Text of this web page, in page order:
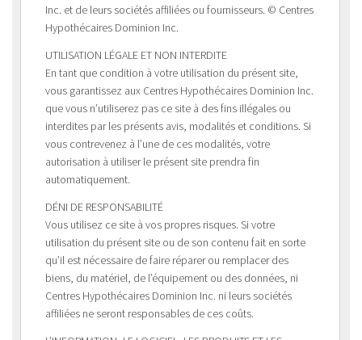
Inc. et de leurs sociétés affiliées ou fournisseurs. © Centres
Hypothécaires Dominion Inc.
UTILISATION LÉGALE ET NON INTERDITE
En tant que condition à votre utilisation du présent site,
vous garantissez aux Centres Hypothécaires Dominion Inc.
que vous n’utiliserez pas ce site à des fins illégales ou
interdites par les présents avis, modalités et conditions. Si
vous contrevenez à l’une de ces modalités, votre
autorisation à utiliser le présent site prendra fin
automatiquement.
DÉNI DE RESPONSABILITÉ
Vous utilisez ce site à vos propres risques. Si votre
utilisation du présent site ou de son contenu fait en sorte
qu’il est nécessaire de faire réparer ou remplacer des
biens, du matériel, de l’équipement ou des données, ni
Centres Hypothécaires Dominion Inc. ni leurs sociétés
affiliées ne seront responsables de ces coûts.